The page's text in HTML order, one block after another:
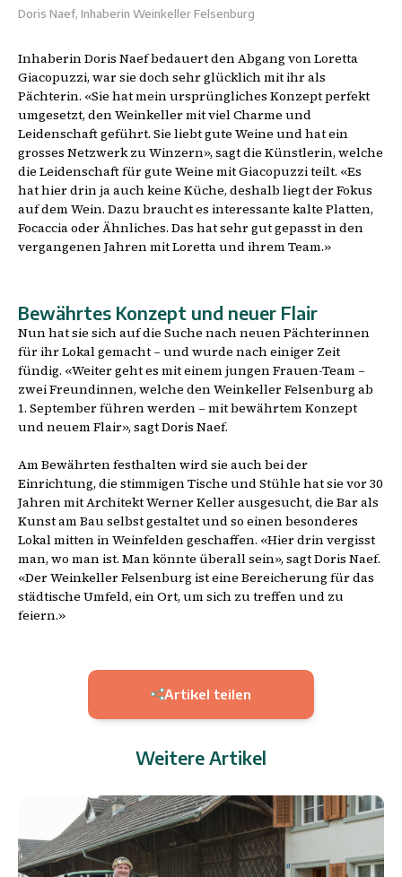
Doris Naef, Inhaberin Weinkeller Felsenburg
Inhaberin Doris Naef bedauert den Abgang von Loretta
Giacopuzzi, war sie doch sehr glücklich mit ihr als
Pächterin. «Sie hat mein ursprüngliches Konzept perfekt
umgesetzt, den Weinkeller mit viel Charme und
Leidenschaft geführt. Sie liebt gute Weine und hat ein
grosses Netzwerk zu Winzern», sagt die Künstlerin, welche
die Leidenschaft für gute Weine mit Giacopuzzi teilt. «Es
hat hier drin ja auch keine Küche, deshalb liegt der Fokus
auf dem Wein. Dazu braucht es interessante kalte Platten,
Focaccia oder Ähnliches. Das hat sehr gut gepasst in den
vergangenen Jahren mit Loretta und ihrem Team.»
Bewährtes Konzept und neuer Flair
Nun hat sie sich auf die Suche nach neuen Pächterinnen
für ihr Lokal gemacht – und wurde nach einiger Zeit
fündig. «Weiter geht es mit einem jungen Frauen-Team –
zwei Freundinnen, welche den Weinkeller Felsenburg ab
1. September führen werden – mit bewährtem Konzept
und neuem Flair», sagt Doris Naef.
Am Bewährten festhalten wird sie auch bei der
Einrichtung, die stimmigen Tische und Stühle hat sie vor 30
Jahren mit Architekt Werner Keller ausgesucht, die Bar als
Kunst am Bau selbst gestaltet und so einen besonderes
Lokal mitten in Weinfelden geschaffen. «Hier drin vergisst
man, wo man ist. Man könnte überall sein», sagt Doris Naef.
«Der Weinkeller Felsenburg ist eine Bereicherung für das
städtische Umfeld, ein Ort, um sich zu treffen und zu
feiern.»
Artikel teilen
Weitere Artikel